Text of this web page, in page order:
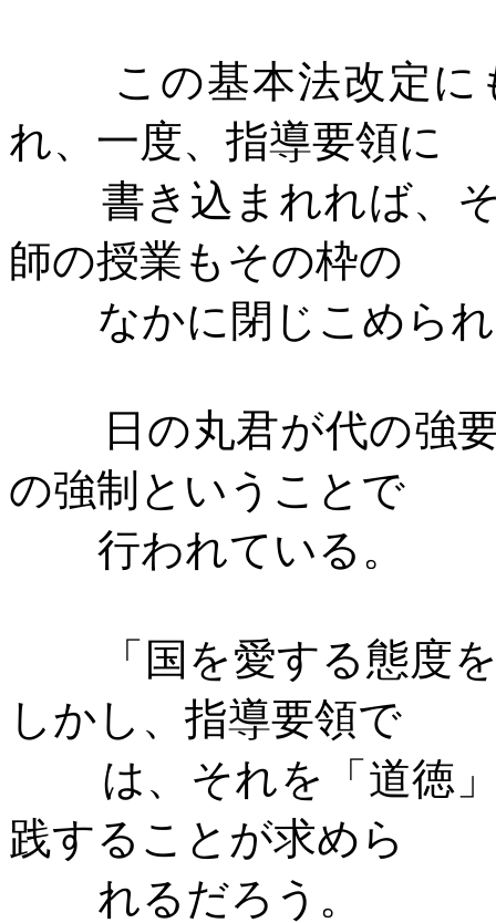
この基本法改定
れ、一度、指導要領に
書き込まれれば、
師の授業もその枠の
なかに閉じこめら
日の丸君が代の強
の強制ということで
行われている。
「国を愛する態度
しかし、指導要領で
は、それを「道徳
践することが求めら
れるだろう。